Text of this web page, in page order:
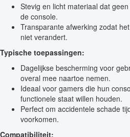
Stevig en licht materiaal dat
de console.
Transparante afwerking zodat
niet verandert.
Typische toepassingen:
Dagelijkse bescherming voor
overal mee naartoe nemen.
Ideaal voor gamers die hun
functionele staat willen houden.
Perfect om accidentele schade
voorkomen.
Compatibiliteit: